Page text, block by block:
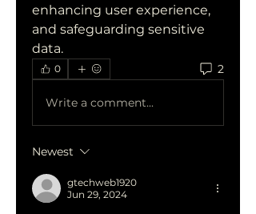
enhancing user experience,
and safeguarding sensitive
data.
0 2
Write a comment...
Newest
gtechweb1920
Jun 29, 2024